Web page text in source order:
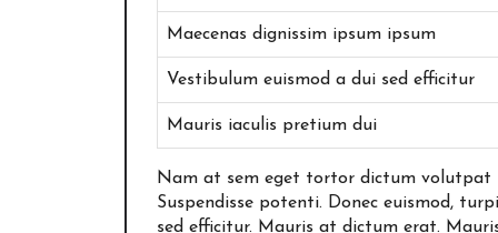
Maecenas dignissim ipsum ipsum
Vestibulum euismod a dui sed efficitur
Mauris iaculis pretium dui
Nam at sem eget tortor dictum
Suspendisse potenti. Donec euismod,
sed efficitur. Mauris at dictum erat.